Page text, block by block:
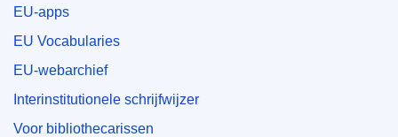
EU-apps
EU Vocabularies
EU-webarchief
Interinstitutionele schrijfwijzer
Voor bibliothecarissen